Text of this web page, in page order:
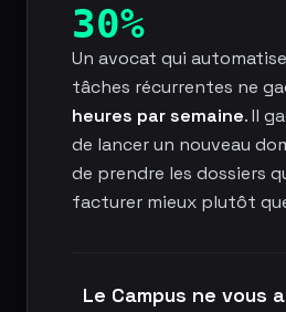
30%
Un avocat qui
tâches récurrentes ne
heures par semaine. Il
de lancer un nouveau
de prendre les dossiers
facturer mieux plutôt
Le Campus ne vous